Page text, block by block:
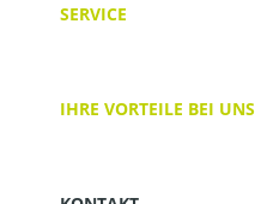
SERVICE
IHRE VORTEILE BEI UNS